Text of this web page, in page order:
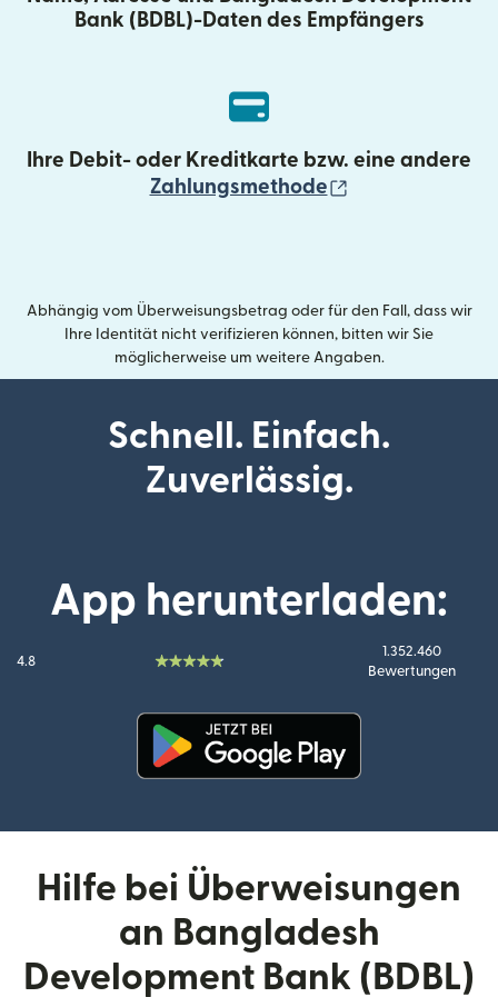
Bank (BDBL)-Daten des Empfängers
Ihre Debit- oder Kreditkarte bzw. eine andere
Zahlungsmethode
Abhängig vom Überweisungsbetrag oder für den Fall, dass wir
Ihre Identität nicht verifizieren können, bitten wir Sie
möglicherweise um weitere Angaben.
Schnell. Einfach.
Zuverlässig.
App herunterladen:
4.8
1.352.460
Bewertungen
Hilfe bei Überweisungen
an Bangladesh
Development Bank (BDBL)